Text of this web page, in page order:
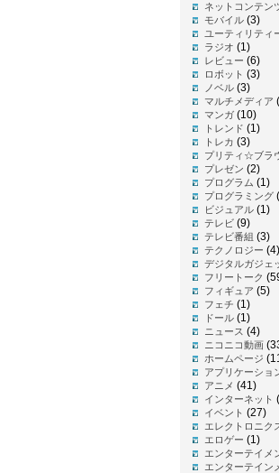
ネットコンテン
モバイル (3)
ユーティリティ
ラジオ (1)
レビュー (6)
ロボット (3)
ノベル (3)
マルチメディア
マンガ (10)
トレンド (1)
トレカ (3)
プリティ☆ブラ
プレゼン (2)
プログラム (1)
プログラミング
ビジュアル (1)
テレビ (9)
テレビ番組 (3)
テクノロジー (4)
デジタルガジェ
フリートーク
フィギュア (5)
フェチ (1)
ドール (1)
ニュース (4)
ニコニコ動画
ホームページ
アプリケーショ
アニメ (41)
インターネット
イベント (27)
エレクトロニク
エロゲー (1)
エンターテイメ
エンターテイン